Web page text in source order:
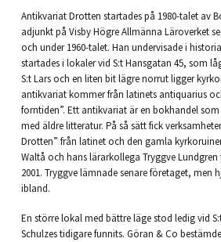
Antikvariat Drotten startades på 1980-talet av
adjunkt på Visby Högre Allmänna Läroverket
och under 1960-talet. Han undervisade i
startades i lokaler vid S:t Hansgatan 45, som
S:t Lars och en liten bit lägre norrut ligger
antikvariat kommer från latinets antiquarius
forntiden”. Ett antikvariat är en bokhandel
med äldre litteratur. På så sätt fick
Drotten” från latinet och den gamla
Waltå och hans lärarkollega Tryggve
2001. Tryggve lämnade senare företaget, men
ibland.
En större lokal med bättre läge stod ledig vid
Schulzes tidigare funnits. Göran & Co